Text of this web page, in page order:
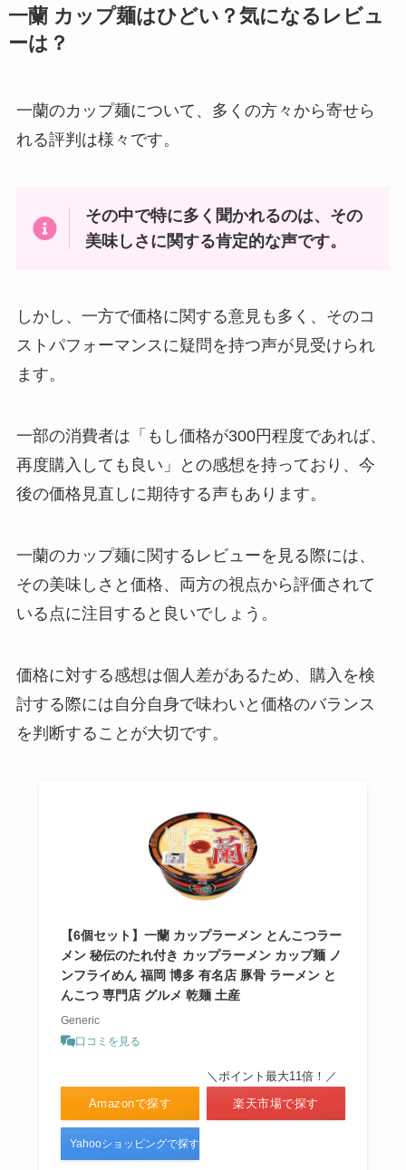
天然水ゼリーはどこで売ってる？
Amazonで買える？販売終了の噂
やAmazonで売ってる？値段はい
バスセンターのカレーレトルトが
ウイスキー 響はどこで買える？生
コストコポップコーンが販売中止
の理由は？体に悪いの？
カニ缶の値段は？スーパーではい
くらで買える？業務スーパーで購
ペコリーノロマーノ 業務スーパー
で売ってる？コストコで買える？
一蘭 カップ麺はひどい？気になるレビュ
ーは？
一蘭のカップ麺について、多くの方々から寄せら
れる評判は様々です。
その中で特に多く聞かれるのは、その
美味しさに関する肯定的な声です。
しかし、一方で価格に関する意見も多く、そのコ
ストパフォーマンスに疑問を持つ声が見受けられ
ます。
一部の消費者は「もし価格が300円程度であれば、
再度購入しても良い」との感想を持っており、今
後の価格見直しに期待する声もあります。
一蘭のカップ麺に関するレビューを見る際には、
その美味しさと価格、両方の視点から評価されて
いる点に注目すると良いでしょう。
価格に対する感想は個人差があるため、購入を検
討する際には自分自身で味わいと価格のバランス
を判断することが大切です。
【6個セット】一蘭 カップラーメン とんこつラー
メン 秘伝のたれ付き カップラーメン カップ麺 ノ
ンフライめん 福岡 博多 有名店 豚骨 ラーメン と
んこつ 専門店 グルメ 乾麺 土産
Generic
口コミを見る
Amazonで探す
＼ポイント最大11倍！／
楽天市場で探す
Yahooショッピングで探す